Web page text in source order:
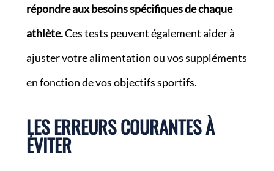
répondre aux besoins spécifiques de chaque
athlète.Ces tests peuvent également aider à
ajuster votre alimentation ou vos suppléments
en fonction de vos objectifs sportifs.
LES ERREURS COURANTES À
ÉVITER